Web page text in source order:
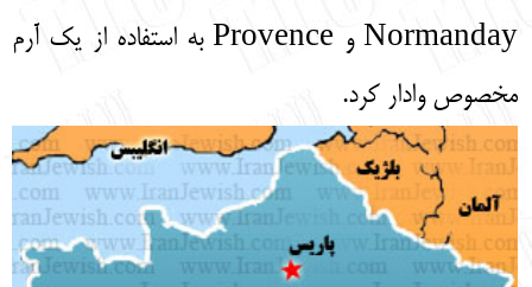
Normanday و Provence به استفاده از یک آرم
مخصوص وادار کرد.